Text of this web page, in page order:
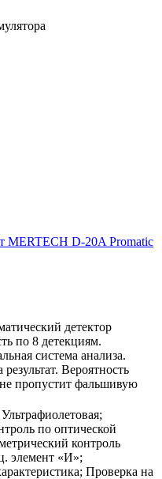
MERTECH D-20A Promatic
детектор
по 8 детекциям.
система анализа.
Вероятность
пропустит фальшивую
по оптической
контроль
элемент «И»;
Проверка на